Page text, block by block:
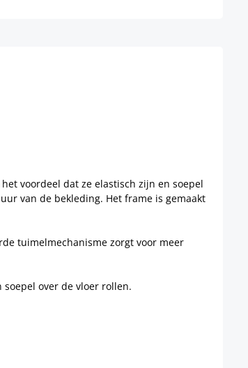
voordeel dat ze elastisch zijn en soepel
van de bekleding. Het frame is gemaakt
tuimelmechanisme zorgt voor meer
over de vloer rollen.